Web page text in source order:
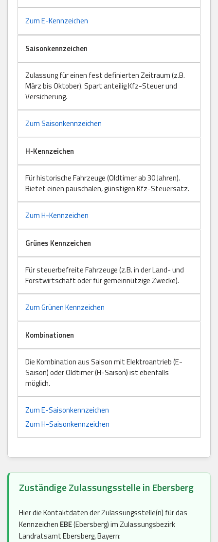
Zum E-Kennzeichen
Saisonkennzeichen
Zulassung für einen fest definierten Zeitraum (z.B.
März bis Oktober). Spart anteilig Kfz-Steuer und
Versicherung.
Zum Saisonkennzeichen
H-Kennzeichen
Für historische Fahrzeuge (Oldtimer ab 30 Jahren).
Bietet einen pauschalen, günstigen Kfz-Steuersatz.
Zum H-Kennzeichen
Grünes Kennzeichen
Für steuerbefreite Fahrzeuge (z.B. in der Land- und
Forstwirtschaft oder für gemeinnützige Zwecke).
Zum Grünen Kennzeichen
Kombinationen
Die Kombination aus Saison mit Elektroantrieb (E-
Saison) oder Oldtimer (H-Saison) ist ebenfalls
möglich.
Zum E-Saisonkennzeichen
Zum H-Saisonkennzeichen
Zuständige Zulassungsstelle in Ebersberg
Hier die Kontaktdaten der Zulassungsstelle(n) für das
Kennzeichen EBE(Ebersberg) im Zulassungsbezirk
Landratsamt Ebersberg, Bayern: